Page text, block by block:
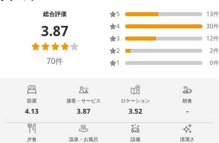
総合評価
3.87
70件
5 13件
4
30件
3
12件
2
2件
1
0件
部屋
4.13
接客・サービス
3.87
ロケーション
3.52
朝食
-
夕食 温泉・お風呂 設備 清潔さ